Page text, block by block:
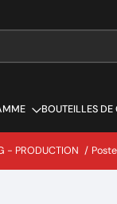
BOUTEILLES DE
- PRODUCTION /